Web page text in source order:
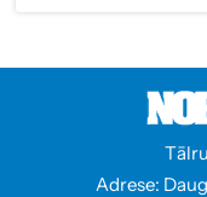
Adrese: